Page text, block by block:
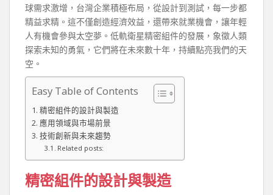
球需求激增，台灣企業積極布局，從設計到測試，每一步都
精益求精。這不僅創造經濟效益，還帶來就業機會，讓年輕
人有機會參與太空夢。低軌衛星精密組件的發展，象徵人類
探索未知的勇氣，它們將在未來數十年，持續點亮我們的天
空。
Easy Table of Contents
精密組件的設計與製造
應用領域與市場前景
技術創新與未來趨勢
Related posts:
精密組件的設計與製造